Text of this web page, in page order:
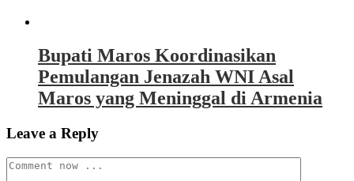
Bupati Maros Koordinasikan
Pemulangan Jenazah WNI Asal
Maros yang Meninggal di Armenia
Leave a Reply